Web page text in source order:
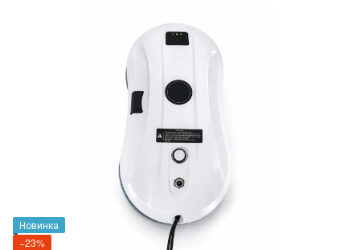
Новинка
−23%